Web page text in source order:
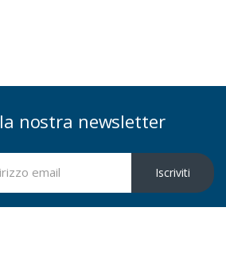
nostra newsletter
Iscriviti